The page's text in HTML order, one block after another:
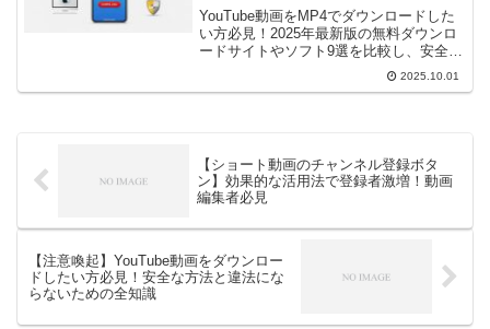
YouTube動画をMP4でダウンロードした
い方必見！2025年最新版の無料ダウンロ
ードサイトやソフト9選を比較し、安全か
つ高画質で保存する方法を解説。違法性
やスマホでの簡単な方法、TopClipperの使
2025.10.01
【ショート動画のチャンネル登録ボタ
ン】効果的な活用法で登録者激増！動画
編集者必見
【注意喚起】YouTube動画をダウンロー
ドしたい方必見！安全な方法と違法にな
らないための全知識